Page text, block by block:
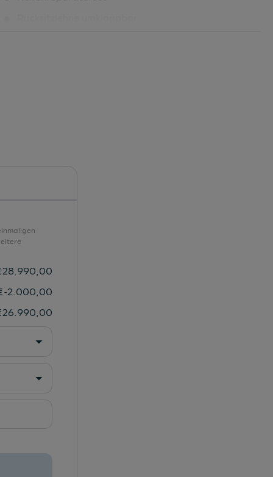
Start/Stopp-System
Staub- und Pollenfilter
Stoff Debüt
Stoßfänger
Tagfahrlicht
28.990,00
-2.000,00
26.990,00